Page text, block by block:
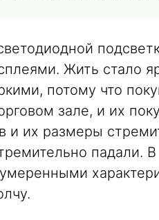
Жить стало
потому что
зале, и их
и их размеры
падали.